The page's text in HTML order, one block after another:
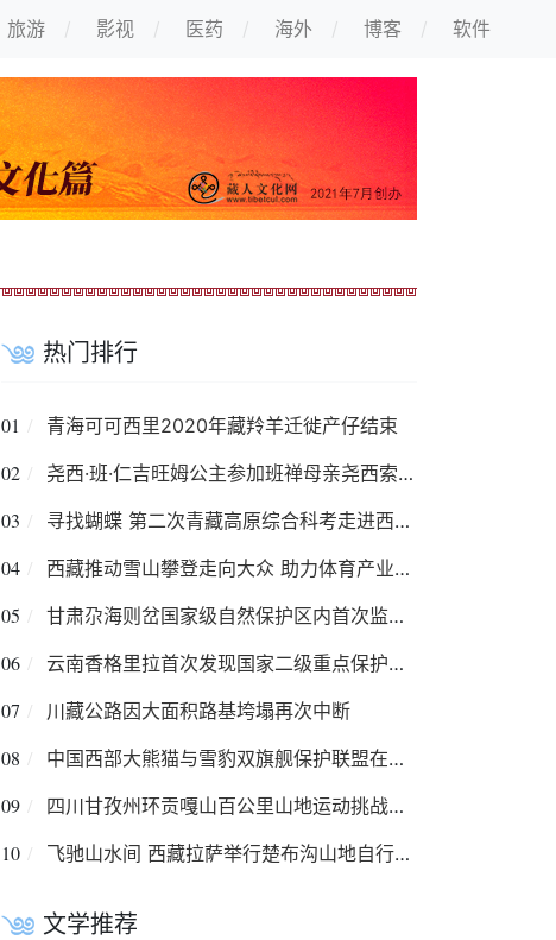
旅游 影视 医药 海外 博客 软件
热门排行
01 青海可可西里2020年藏羚羊迁徙产仔结束
02 尧西·班·仁吉旺姆公主参加班禅母亲尧西索南卓玛葬礼
03 寻找蝴蝶 第二次青藏高原综合科考走进西藏墨脱
04 西藏推动雪山攀登走向大众 助力体育产业复苏
05 甘肃尕海则岔国家级自然保护区内首次监测到羚牛
06 云南香格里拉首次发现国家二级重点保护鸟类彩鹮
07 川藏公路因大面积路基垮塌再次中断
08 中国西部大熊猫与雪豹双旗舰保护联盟在成都成立
09 四川甘孜州环贡嘎山百公里山地运动挑战赛8月举行
10 飞驰山水间 西藏拉萨举行楚布沟山地自行车越野赛
文学推荐